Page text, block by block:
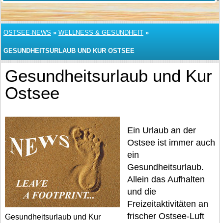
OSTSEE-NEWS » WELLNESS & GESUNDHEIT »
GESUNDHEITSURLAUB UND KUR OSTSEE
Gesundheitsurlaub und Kur
Ostsee
Gesundheitsurlaub und Kur
Ein Urlaub an der
Ostsee ist immer auch
ein
Gesundheitsurlaub.
Allein das Aufhalten
und die
Freizeitaktivitäten an
frischer Ostsee-Luft